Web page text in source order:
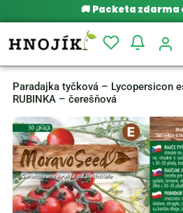
🚚 Packeta zdarma
Paradajka tyčková – Lycopersicon
RUBINKA – čerešňová